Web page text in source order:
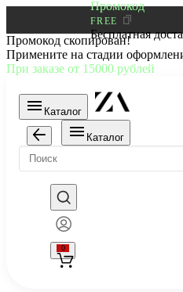
Промокод
FREE
Бесплатная
Промокод скопирован!
Примените на стадии
При заказе от 15000 рублей
Каталог
Каталог
0